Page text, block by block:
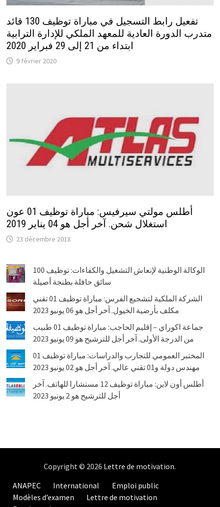
تفعيل رابط التسجيل في مباراة توظيف 130 قائد
متدرب الدورة العادية للمعهد الملكي للإدارة الترابية
ابتداء من 21 إلى 29 فبراير 2020
9 février 2020
أطلس مولتي سيرفيس: مباراة توظيف 01 عون
استغلال شحن. آخر أجل هو 04 يناير 2019
23 décembre 2018
الوكالة الوطنية لإنعاش التشغيل والكفاءات: توظيف 100
سائق حافلة بطنجة أصيلة
الشركة الملكية لتشجيع الفرس: مباراة توظيف 01 تقني
مكلف بأرضية الخيول. آخر أجل هو 06 يونيو 2023
جماعة اكوراي – إقليم الحاجب: مباراة توظيف 01 طبيب
من الدرجة الأولى. آخر أجل للترشيح هو 09 يونيو 2023
المختبر العمومي للتجارب والدراسات: مباراة توظيف 01
مهندس دولة و01 تقني عالي. آخر أجل هو 02 يونيو 2023
أطلس أون لاين: مباراة توظيف 12 مستشارا للهاتف. آخر
أجل للترشيح هو 2 يونيو 2023
Copyright © 2026 Lettre de motivation.
ANAPEC
International
Emploi public
Modèles d’examen
Lettre de motivation